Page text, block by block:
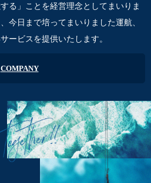
る」ことを経営理念としてまいりま
今日まで培ってまいりました運航、
ービスを提供いたします。
COMPANY